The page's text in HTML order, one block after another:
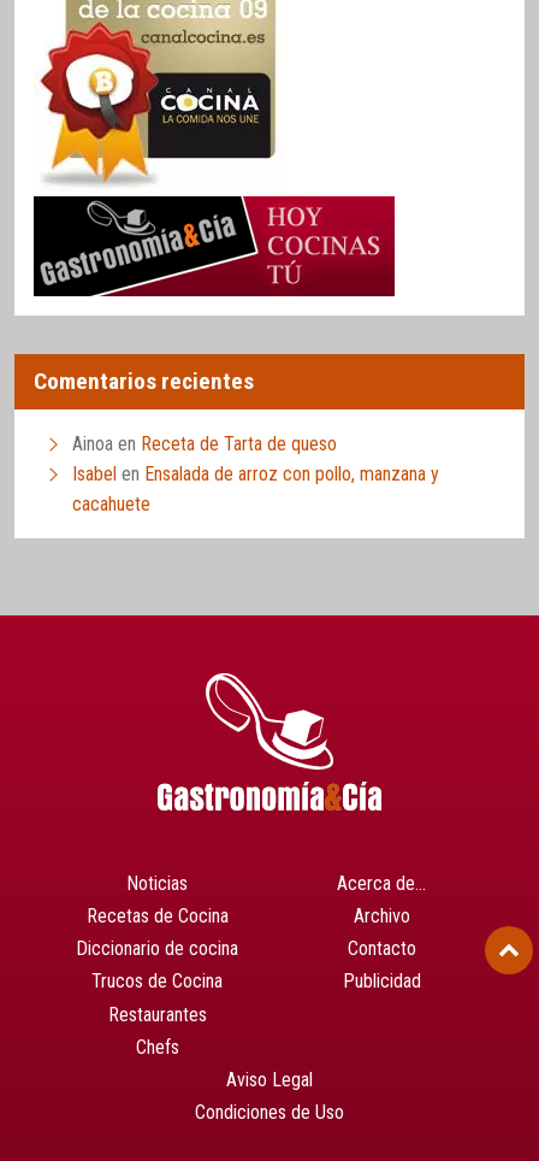
Comentarios recientes
Ainoa en Receta de Tarta de queso
Isabel en Ensalada de arroz con pollo, manzana y
cacahuete
Noticias
Recetas de Cocina
Diccionario de cocina
Trucos de Cocina
Restaurantes
Chefs
Acerca de…
Archivo
Contacto
Publicidad
Aviso Legal
Condiciones de Uso